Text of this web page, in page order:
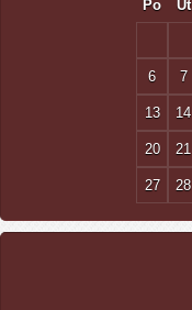
Po Út
6 7
13 14
20 21
27 28